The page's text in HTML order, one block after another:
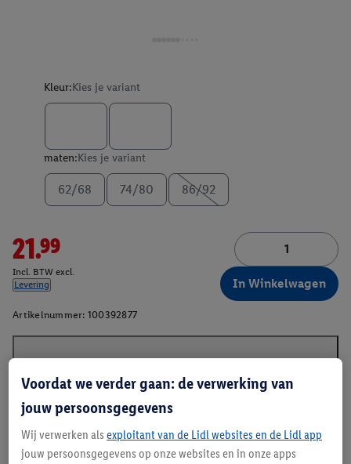
Kleur:Kies je variant
maten:Kies je variant
62/68 74/80 86/92
21.99
Incl. BTW excl.
Levering
In Winkelwagen
Artikelnummer: 100392877
Voordat we verder gaan: de verwerking van
jouw persoonsgegevens
Wij verwerken als exploitant van de Lidl websites en de Lidl app
jouw persoonsgegevens op onze websites en in onze apps